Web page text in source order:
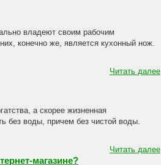
владеют своим рабочим
конечно же, является кухонный нож.
Читать далее
а скорее жизненная
без воды, причем без чистой воды.
Читать далее
магазине?